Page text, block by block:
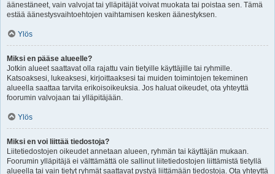
äänestäneet, vain valvojat tai ylläpitäjät voivat muokata tai poistaa sen. Tämä
estää äänestysvaihtoehtojen vaihtamisen kesken äänestyksen.
Ylös
Miksi en pääse alueelle?
Jotkin alueet saattavat olla rajattu vain tietyille käyttäjille tai ryhmille.
Katsoaksesi, lukeaksesi, kirjoittaaksesi tai muiden toimintojen tekeminen
alueella saattaa tarvita erikoisoikeuksia. Jos haluat oikeudet, ota yhteyttä
foorumin valvojaan tai ylläpitäjään.
Ylös
Miksi en voi liittää tiedostoja?
Liitetiedostojen oikeudet annetaan alueen, ryhmän tai käyttäjän mukaan.
Foorumin ylläpitäjä ei välttämättä ole sallinut liitetiedostojen liittämistä tietyllä
alueella tai vain tietyt ryhmät saattavat pystyä liittämään tiedostoja. Ota yhteyttä